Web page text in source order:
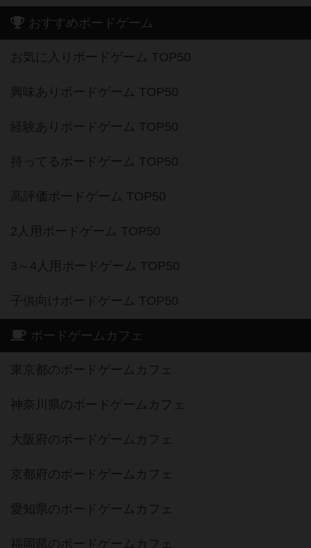
おすすめボードゲーム
お気に入りボードゲーム TOP50
興味ありボードゲーム TOP50
経験ありボードゲーム TOP50
持ってるボードゲーム TOP50
高評価ボードゲーム TOP50
2人用ボードゲーム TOP50
3～4人用ボードゲーム TOP50
子供向けボードゲーム TOP50
ボードゲームカフェ
東京都のボードゲームカフェ
神奈川県のボードゲームカフェ
大阪府のボードゲームカフェ
京都府のボードゲームカフェ
愛知県のボードゲームカフェ
福岡県のボードゲームカフェ